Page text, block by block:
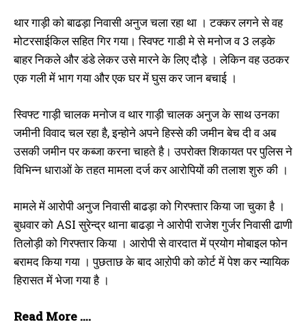
थार गाड़ी को बाढड़ा निवासी अनुज चला रहा था । टक्कर लगने से वह
मोटरसाईकिल सहित गिर गया। स्विफ्ट गाडी मे से मनोज व 3 लड़के
बाहर निकले और डंडे लेकर उसे मारने के लिए दौड़े । लेकिन वह उठकर
एक गली में भाग गया और एक घर में घुस कर जान बचाई ।
स्विफ्ट गाड़ी चालक मनोज व थार गाड़ी चालक अनुज के साथ उनका
जमीनी विवाद चल रहा है, इन्होने अपने हिस्से की जमीन बेच दी व अब
उसकी जमीन पर कब्जा करना चाहते है। उपरोक्त शिकायत पर पुलिस ने
विभिन्न धाराओं के तहत मामला दर्ज कर आरोपियों की तलाश शुरु की ।
मामले में आरोपी अनुज निवासी बाढड़ा को गिरफ्तार किया जा चुका है ।
बुधवार को ASI सुरेन्द्र थाना बाढड़ा ने आरोपी राजेश गुर्जर निवासी ढाणी
तिलोड़ी को गिरफ्तार किया । आरोपी से वारदात में प्रयोग मोबाइल फोन
बरामद किया गया । पुछताछ के बाद आऱोपी को कोर्ट में पेश कर न्यायिक
हिरासत में भेजा गया है ।
Read More ….